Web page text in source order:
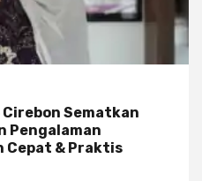
Cirebon Sematkan
Pengalaman
Cepat & Praktis